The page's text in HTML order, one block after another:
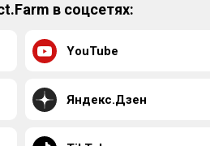
в соцсетях:
YouTube
Яндекс.Дзен